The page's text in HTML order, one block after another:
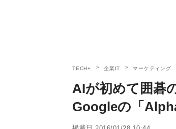
TECH+ 企業IT マーケティング
AIが初めて囲碁
Googleの「